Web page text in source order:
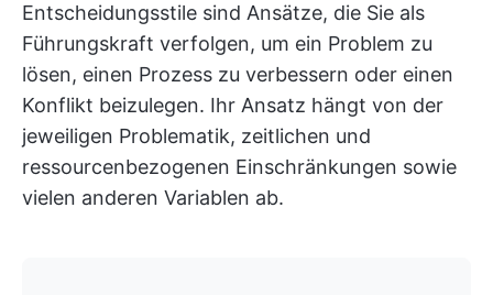
Entscheidungsstile sind Ansätze, die Sie als
Führungskraft verfolgen, um ein Problem zu
lösen, einen Prozess zu verbessern oder einen
Konflikt beizulegen. Ihr Ansatz hängt von der
jeweiligen Problematik, zeitlichen und
ressourcenbezogenen Einschränkungen sowie
vielen anderen Variablen ab.